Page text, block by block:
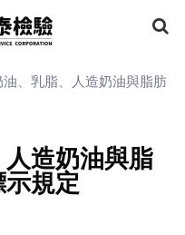
油、乳脂、人造奶油與脂肪
造奶油與脂
規定